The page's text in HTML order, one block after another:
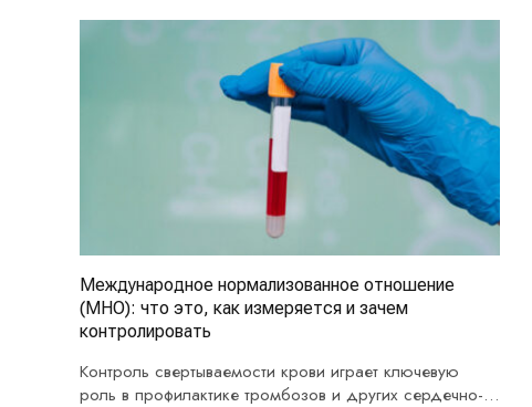
Международное нормализованное отношение
(МНО): что это, как измеряется и зачем
контролировать
Контроль свертываемости крови играет ключевую
роль в профилактике тромбозов и других сердечно-